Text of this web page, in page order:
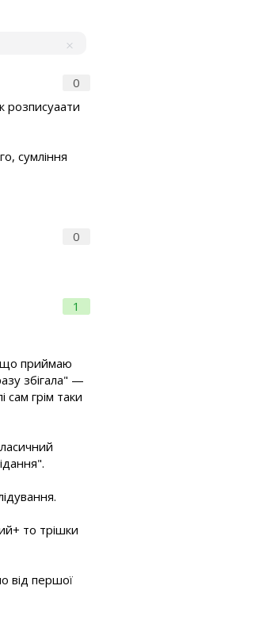
0
розписуаати
сумління
0
1
що приймаю
збігала" —
грім таки
то трішки
від першої